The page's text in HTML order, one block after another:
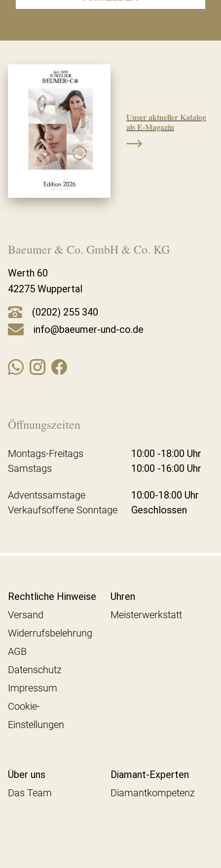
Unser aktueller Katalog
als E-Magazin
Baeumer & Co. GmbH & Co. KG
Werth 60
42275 Wuppertal
(0202) 255 340
info@baeumer-und-co.de
Öffnungszeiten
Montags-Freitags
10:00 -18:00 Uhr
Samstags
10:00 -16:00 Uhr
Adventssamstage
10:00-18:00 Uhr
Verkaufsoffene Sonntage
Geschlossen
Rechtliche Hinweise
Versand
Widerrufsbelehrung
AGB
Datenschutz
Impressum
Cookie-
Einstellungen
Uhren
Meisterwerkstatt
Über uns
Das Team
Diamant-Experten
Diamantkompetenz